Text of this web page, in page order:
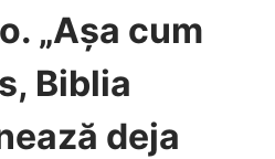
„Așa cum
Biblia
deja